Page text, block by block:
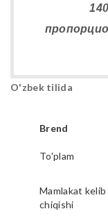
O'zbek tilida
Brend
To'plam
Mamlakat kelib
chiqishi